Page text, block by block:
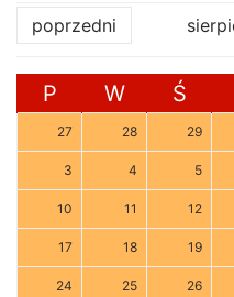
poprzedni
P W Ś
27 28 29
3 4 5
10 11 12
17 18 19
24 25 26